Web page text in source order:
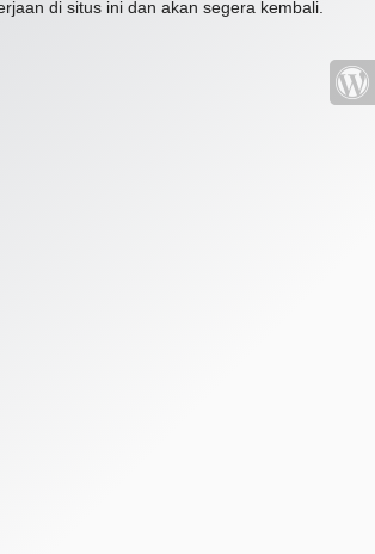
di situs ini dan akan segera kembali.